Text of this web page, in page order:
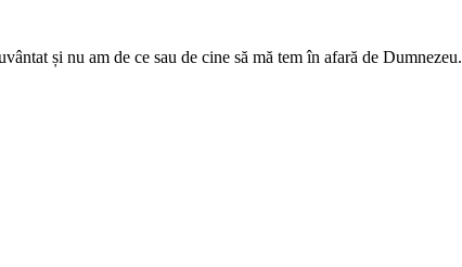
și nu am de ce sau de cine să mă tem în afară de Dumnezeu.